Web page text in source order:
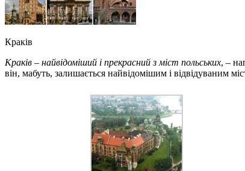
Краків
Краків – найвідоміший і прекрасний з міст польських, –
він, мабуть, залишається найвідомішим і відвідуваним